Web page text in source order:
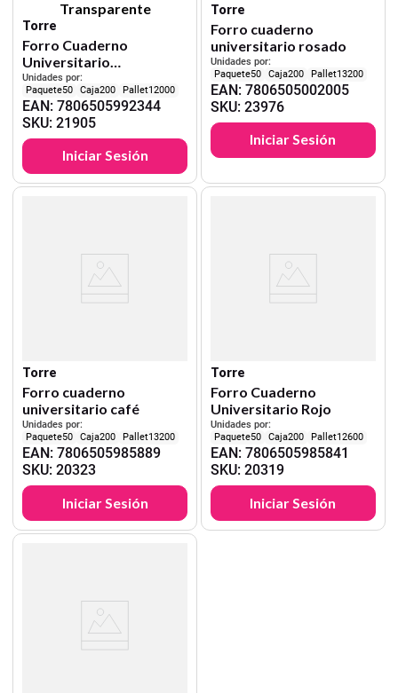
Torre
Forro Cuaderno
Universitario
Transparente
Unidades por:
50
200 12000
EAN:7806505992344
SKU:21905
Iniciar Sesión
Torre
Forro cuaderno
universitario rosado
Unidades por:
50
200 13200
EAN: 7806505002005
SKU: 23976
Iniciar Sesión
Torre
Forro cuaderno
universitario café
Unidades por:
50
200 13200
EAN:7806505985889
SKU:20323
Iniciar Sesión
Torre
Forro Cuaderno
Universitario Rojo
Unidades por:
50
200 12600
EAN: 7806505985841
SKU: 20319
Iniciar Sesión